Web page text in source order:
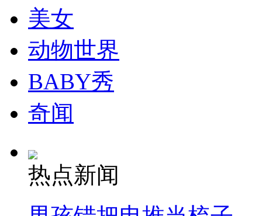
司机酒驾遇交警 急速倒车逃窜
美女
动物世界
BABY秀
奇闻
热点新闻